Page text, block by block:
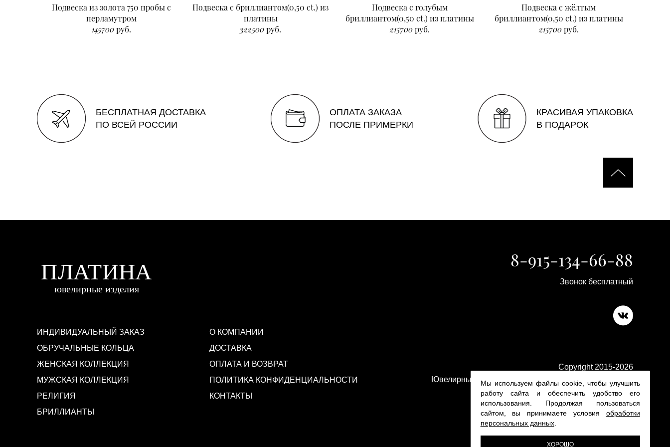
Подвеска из золота 750 пробы с
перламутром
145700руб.
Подвеска с бриллиантом(0,50 ct.) из
платины
322500руб.
Подвеска с голубым
бриллиантом(0,50 ct.) из платины
215700руб.
Подвеска с жёлтым
бриллиантом(0,50 ct.) из платины
215700руб.
БЕСПЛАТНАЯ ДОСТАВКА
ПО ВСЕЙ РОССИИ
ОПЛАТА ЗАКАЗА
ПОСЛЕ ПРИМЕРКИ
КРАСИВАЯ УПАКОВКА
В ПОДАРОК
ИНДИВИДУАЛЬНЫЙ ЗАКАЗ
ОБРУЧАЛЬНЫЕ КОЛЬЦА
ЖЕНСКАЯ КОЛЛЕКЦИЯ
МУЖСКАЯ КОЛЛЕКЦИЯ
РЕЛИГИЯ
БРИЛЛИАНТЫ
О КОМПАНИИ
ДОСТАВКА
ОПЛАТА И ВОЗВРАТ
ПОЛИТИКА КОНФИДЕНЦИАЛЬНОСТИ
КОНТАКТЫ
8-915-134-66-88
Звонок бесплатный
Copyright 2015-2026
Ювелирные изделия в ювелирном магазине Platina 24
Мы используем файлы cookie, чтобы улучшить
работу сайта и обеспечить удобство его
использования. Продолжая пользоваться
сайтом, вы принимаете условия обработки
персональных данных.
ХОРОШО